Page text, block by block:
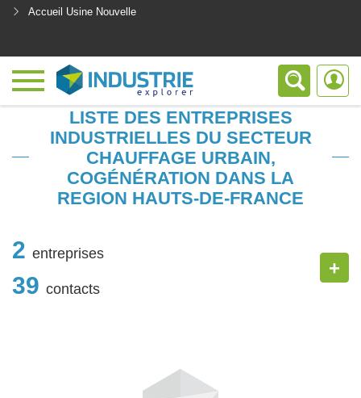
Accueil Usine Nouvelle
LISTE DES ENTREPRISES
INDUSTRIELLES DU SECTEUR
CHAUFFAGE URBAIN,
COGÉNÉRATION DANS LA
REGION HAUTS-DE-FRANCE
2 entreprises
39 contacts
+